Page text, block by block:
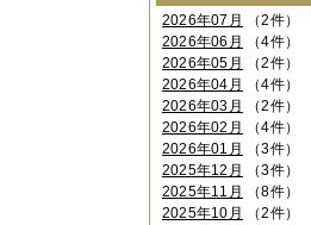
2026年07月
（2件）
2026年06月
（4件）
2026年05月
（2件）
2026年04月
（4件）
2026年03月
（2件）
2026年02月
（4件）
2026年01月
（3件）
2025年12月
（3件）
2025年11月
（8件）
2025年10月
（2件）